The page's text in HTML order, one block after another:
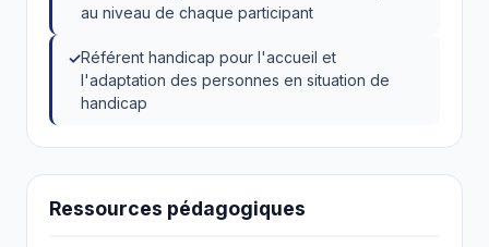
au niveau de chaque participant
Référent handicap pour l'accueil et
l'adaptation des personnes en situation de
handicap
Ressources pédagogiques